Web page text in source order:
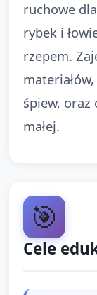
ruchowe
rybek i
rzepem.
śpiew, oraz
małej.
🎯
Cele